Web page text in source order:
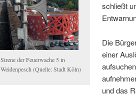
Sirene der Feuerwache 5 in
Weidenpesch (Quelle: Stadt Köln)
schließt
Die
einer
und das